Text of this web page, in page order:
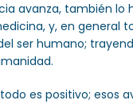
avanza, también lo
y, en general
ser humano;
es positivo; esos